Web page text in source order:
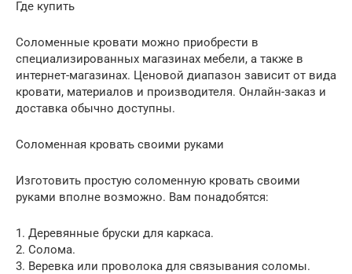
Где купить
Соломенные кровати можно приобрести в
специализированных магазинах мебели, а также в
интернет-магазинах. Ценовой диапазон зависит от вида
кровати, материалов и производителя. Онлайн-заказ и
доставка обычно доступны.
Соломенная кровать своими руками
Изготовить простую соломенную кровать своими
руками вполне возможно. Вам понадобятся:
1. Деревянные бруски для каркаса.
2. Солома.
3. Веревка или проволока для связывания соломы.